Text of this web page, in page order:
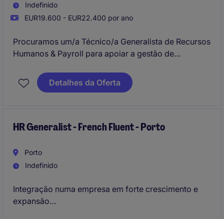
Indefinido
EUR19.600 - EUR22.400 por ano
Procuramos um/a Técnico/a Generalista de Recursos
Humanos & Payroll para apoiar a gestão de
humanos, promovendo o bom funcionamento das
operações e contribuindo para o desenvolvimento
Detalhes da Oferta
HR Generalist - French Fluent - Porto
Porto
Indefinido
Integração numa empresa em forte crescimento e
expansão